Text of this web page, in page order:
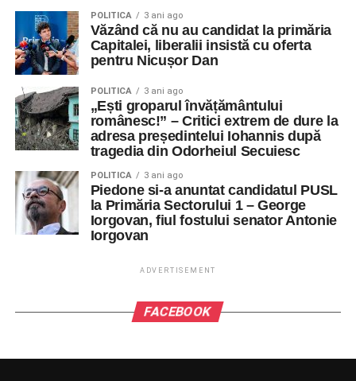
POLITICA 3 ani ago
Văzând că nu au candidat la primăria
Capitalei, liberalii insistă cu oferta
pentru Nicușor Dan
POLITICA 3 ani ago
„Ești groparul învățământului
românesc!” – Critici extrem de dure la
adresa președintelui Iohannis după
tragedia din Odorheiul Secuiesc
POLITICA 3 ani ago
Piedone si-a anuntat candidatul PUSL
la Primăria Sectorului 1 – George
Iorgovan, fiul fostului senator Antonie
Iorgovan
ADVERTISEMENT
FACEBOOK